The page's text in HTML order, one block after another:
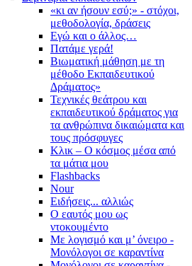
«κι αν ήσουν εσύ;» - στόχοι,
μεθοδολογία, δράσεις
Εγώ και ο άλλος…
Πατάμε γερά!
Βιωματική μάθηση με τη
μέθοδο Εκπαιδευτικού
Δράματος»
Τεχνικές θεάτρου και
εκπαιδευτικού δράματος για
τα ανθρώπινα δικαιώματα και
τους πρόσφυγες
Κλικ – Ο κόσμος μέσα από
τα μάτια μου
Flashbacks
Nour
Ειδήσεις... αλλιώς
Ο εαυτός μου ως
ντοκουμέντο
Με λογισμό και μ’ όνειρο -
Μονόλογοι σε καραντίνα